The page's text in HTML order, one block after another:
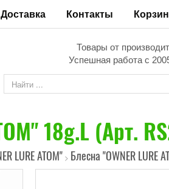
Доставка Контакты
Товары от
Успешная работа с
18g.L (Арт.
LURE ATOM" > Блесна "OWNER LURE